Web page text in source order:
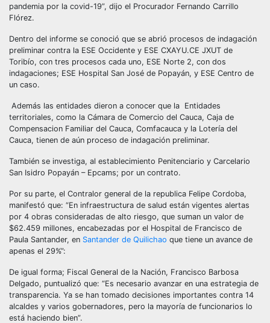
pandemia por la covid-19”, dijo el Procurador Fernando Carrillo
Flórez.
Dentro del informe se conoció que se abrió procesos de indagación
preliminar contra la ESE Occidente y ESE CXAYU.CE JXUT de
Toribío, con tres procesos cada uno, ESE Norte 2, con dos
indagaciones; ESE Hospital San José de Popayán, y ESE Centro de
un caso.
Además las entidades dieron a conocer que la Entidades
territoriales, como la Cámara de Comercio del Cauca, Caja de
Compensacion Familiar del Cauca, Comfacauca y la Lotería del
Cauca, tienen de aún proceso de indagación preliminar.
También se investiga, al establecimiento Penitenciario y Carcelario
San Isidro Popayán – Epcams; por un contrato.
Por su parte, el Contralor general de la republica Felipe Cordoba,
manifestó que: “En infraestructura de salud están vigentes alertas
por 4 obras consideradas de alto riesgo, que suman un valor de
$62.459 millones, encabezadas por el Hospital de Francisco de
Paula Santander, en Santander de Quilichao que tiene un avance de
apenas el 29%”:
De igual forma; Fiscal General de la Nación, Francisco Barbosa
Delgado, puntualizó que: “Es necesario avanzar en una estrategia de
transparencia. Ya se han tomado decisiones importantes contra 14
alcaldes y varios gobernadores, pero la mayoría de funcionarios lo
está haciendo bien”.